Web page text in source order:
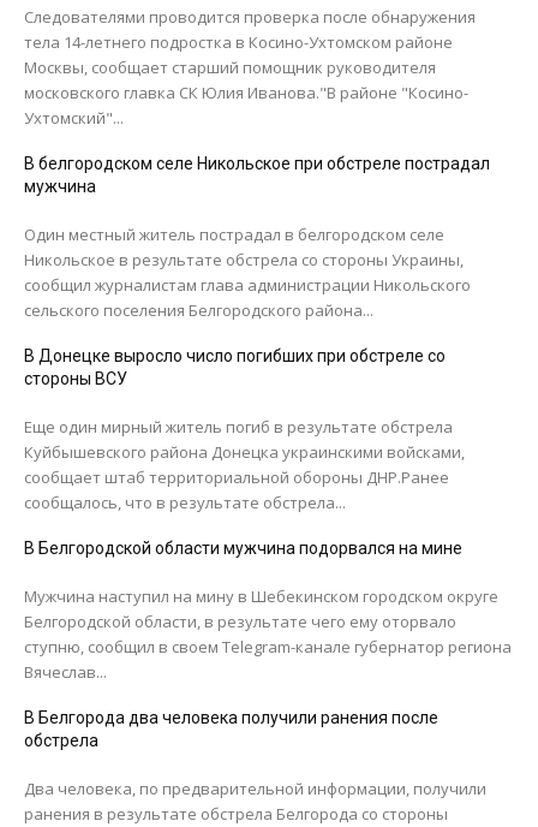
Следователями проводится проверка после обнаружения
тела 14-летнего подростка в Косино-Ухтомском районе
Москвы, сообщает старший помощник руководителя
московского главка СК Юлия Иванова."В районе "Косино-
Ухтомский"...
В белгородском селе Никольское при обстреле пострадал
мужчина
Один местный житель пострадал в белгородском селе
Никольское в результате обстрела со стороны Украины,
сообщил журналистам глава администрации Никольского
сельского поселения Белгородского района...
В Донецке выросло число погибших при обстреле со
стороны ВСУ
Еще один мирный житель погиб в результате обстрела
Куйбышевского района Донецка украинскими войсками,
сообщает штаб территориальной обороны ДНР.Ранее
сообщалось, что в результате обстрела...
В Белгородской области мужчина подорвался на мине
Мужчина наступил на мину в Шебекинском городском округе
Белгородской области, в результате чего ему оторвало
ступню, сообщил в своем Telegram-канале губернатор региона
Вячеслав...
В Белгорода два человека получили ранения после
обстрела
Два человека, по предварительной информации, получили
ранения в результате обстрела Белгорода со стороны